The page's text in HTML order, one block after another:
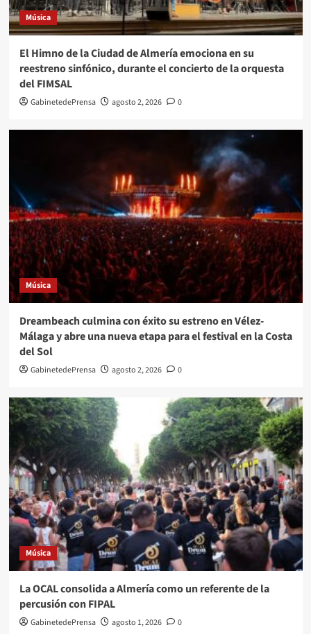
Música
El Himno de la Ciudad de Almería emociona en su
reestreno sinfónico, durante el concierto de la orquesta
del FIMSAL
GabinetedePrensa agosto 2, 2026 0
Música
Dreambeach culmina con éxito su estreno en Vélez-
Málaga y abre una nueva etapa para el festival en la Costa
del Sol
GabinetedePrensa agosto 2, 2026 0
Música
La OCAL consolida a Almería como un referente de la
percusión con FIPAL
GabinetedePrensa agosto 1, 2026 0